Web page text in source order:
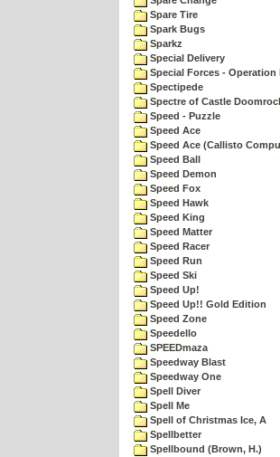
Spare Tire
Spark Bugs
Sparkz
Special Delivery
Special Forces - Operation
Spectipede
Spectre of Castle
Speed - Puzzle
Speed Ace
Speed Ace (Callisto
Speed Ball
Speed Demon
Speed Fox
Speed Hawk
Speed King
Speed Matter
Speed Racer
Speed Run
Speed Ski
Speed Up!
Speed Up!! Gold Edition
Speed Zone
Speedello
SPEEDmaza
Speedway Blast
Speedway One
Spell Diver
Spell Me
Spell of Christmas Ice, A
Spellbetter
Spellbound (Brown, H.)